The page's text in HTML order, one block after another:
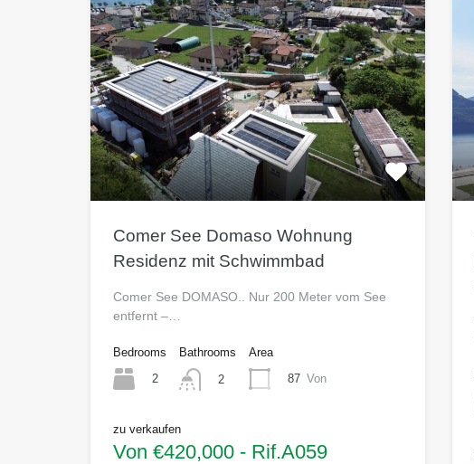
Comer See Domaso Wohnung
Residenz mit Schwimmbad
Comer See DOMASO.. Nur 200 Meter vom See
entfernt –…
Bedrooms
2
Bathrooms
2
Area
87 Von
zu verkaufen
Von €420,000 - Rif.A059